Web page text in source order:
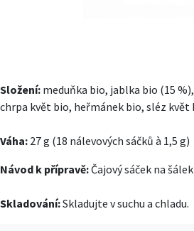
Složení: meduňka bio, jablka bio (15
chrpa květ bio, heřmánek bio, sléz květ
Váha: 27 g (18 nálevových sáčků à 1,5 g)
Návod k přípravě:Čajový sáček na
Skladování:Skladujte v suchu a chladu.